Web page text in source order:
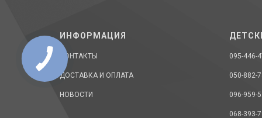
ИНФОРМАЦИЯ
КОНТАКТЫ
ДОСТАВКА И ОПЛАТА
НОВОСТИ
095-446-
050-882-
096-959-
068-393-